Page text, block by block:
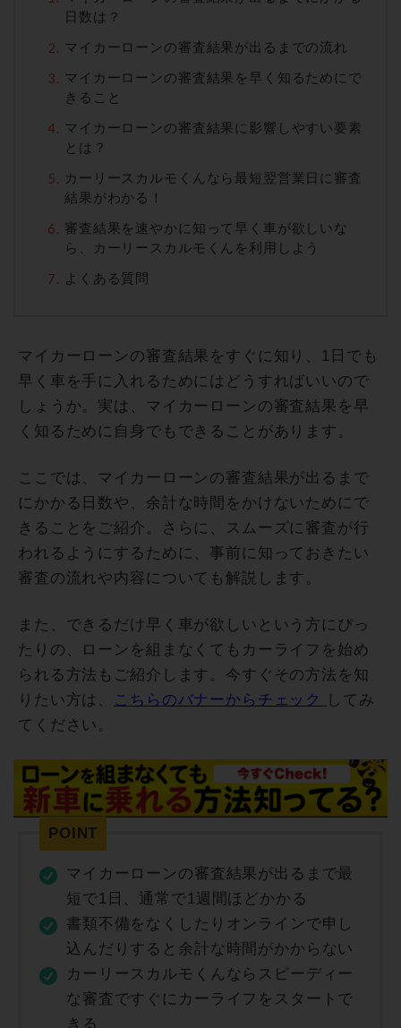
日数は？
マイカーローンの審査結果が出るまでの流れ
マイカーローンの審査結果を早く知るためにで
きること
マイカーローンの審査結果に影響しやすい要素
とは？
カーリースカルモくんなら最短翌営業日に審査
結果がわかる！
審査結果を速やかに知って早く車が欲しいな
ら、カーリースカルモくんを利用しよう
よくある質問
マイカーローンの審査結果をすぐに知り、1日でも
早く車を手に入れるためにはどうすればいいので
しょうか。実は、マイカーローンの審査結果を早
く知るために自身でもできることがあります。
ここでは、マイカーローンの審査結果が出るまで
にかかる日数や、余計な時間をかけないためにで
きることをご紹介。さらに、スムーズに審査が行
われるようにするために、事前に知っておきたい
審査の流れや内容についても解説します。
また、できるだけ早く車が欲しいという方にぴっ
たりの、ローンを組まなくてもカーライフを始め
られる方法もご紹介します。今すぐその方法を知
りたい方は、 こちらのバナーからチェック
してみ
てください。
マイカーローンの審査結果が出るまで最
短で1日、通常で1週間ほどかかる
書類不備をなくしたりオンラインで申し
込んだりすると余計な時間がかからない
カーリースカルモくんならスピーディー
な審査ですぐにカーライフをスタートで
きる